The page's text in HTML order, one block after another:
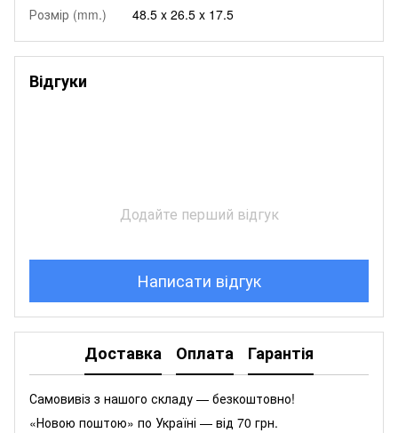
Розмір (mm.)
48.5 x 26.5 x 17.5
Відгуки
Додайте перший відгук
Написати відгук
Доставка Оплата Гарантія
Самовивіз з нашого складу — безкоштовно!
«Новою поштою» по Україні — від 70 грн.